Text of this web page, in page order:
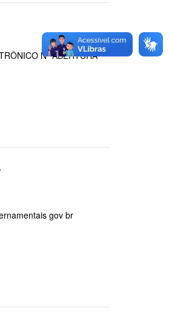
Nº ABERTURA
gov br